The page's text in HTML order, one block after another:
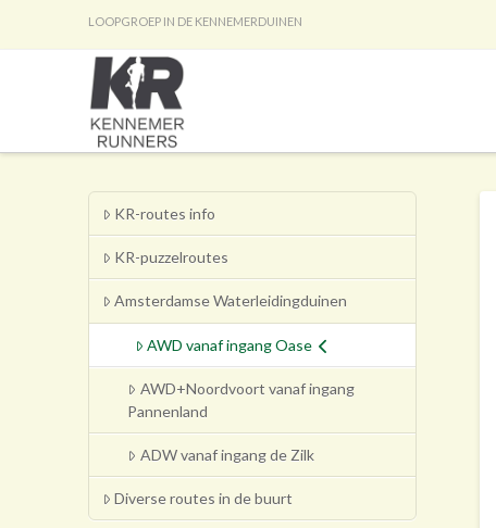
LOOPGROEP IN DE KENNEMERDUINEN
KR-routes info
KR-puzzelroutes
Amsterdamse Waterleidingduinen
AWD vanaf ingang Oase
AWD+Noordvoort vanaf ingang
Pannenland
ADW vanaf ingang de Zilk
Diverse routes in de buurt